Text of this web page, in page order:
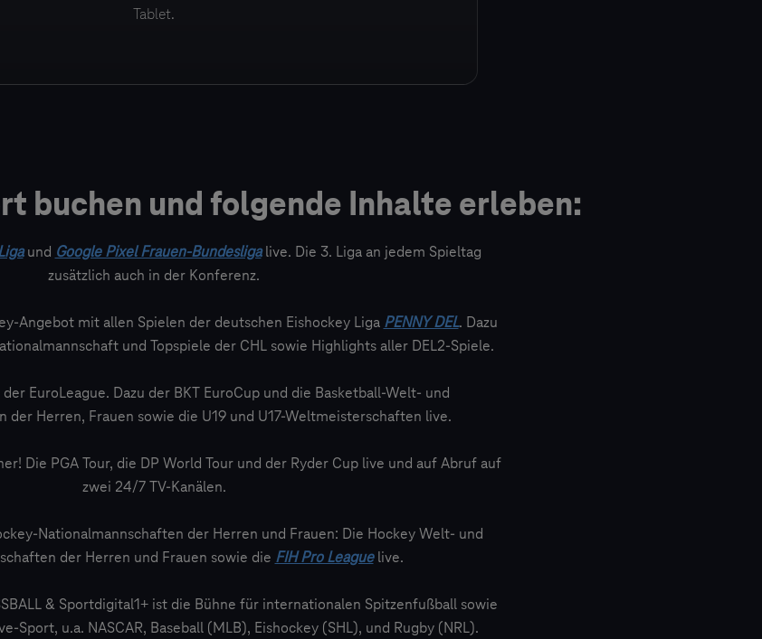
Tablet.
buchen und folgende Inhalte erleben:
und Google Pixel Frauen-Bundesligalive. Die 3. Liga an jedem Spieltag
zusätzlich auch in der Konferenz.
Angebot mit allen Spielen der deutschen Eishockey Liga PENNY DEL. Dazu
und Topspiele der CHL sowie Highlights aller DEL2-Spiele.
EuroLeague. Dazu der BKT EuroCup und die Basketball-Welt- und
der Herren, Frauen sowie die U19 und U17-Weltmeisterschaften live.
Die PGA Tour, die DP World Tour und der Ryder Cup live und auf Abruf auf
zwei 24/7 TV-Kanälen.
Nationalmannschaften der Herren und Frauen: Die Hockey Welt- und
der Herren und Frauen sowie die FIH Pro Leaguelive.
& Sportdigital1+ ist die Bühne für internationalen Spitzenfußball sowie
Sport, u.a. NASCAR, Baseball (MLB), Eishockey (SHL), und Rugby (NRL).